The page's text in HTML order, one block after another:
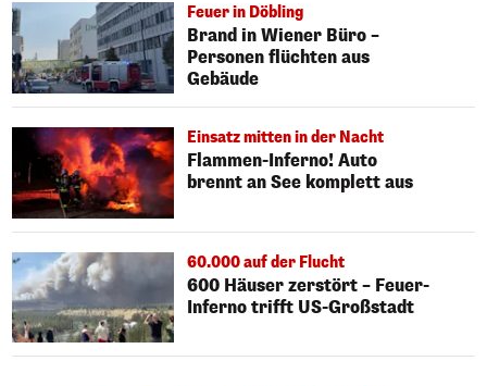
Feuer in Döbling
Brand in Wiener Büro –
Personen flüchten aus
Gebäude
Einsatz mitten in der Nacht
Flammen-Inferno! Auto
brennt an See komplett aus
60.000 auf der Flucht
600 Häuser zerstört – Feuer-
Inferno trifft US-Großstadt